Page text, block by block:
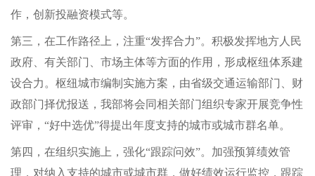
作，创新投融资模式等。
第三，在工作路径上，注重“发挥合力”。积极发挥地方人民
政府、有关部门、市场主体等方面的作用，形成枢纽体系建
设合力。枢纽城市编制实施方案，由省级交通运输部门、财
政部门择优报送，我部将会同相关部门组织专家开展竞争性
评审，“好中选优”得提出年度支持的城市或城市群名单。
第四，在组织实施上，强化“跟踪问效”。加强预算绩效管
理，对纳入支持的城市或城市群，做好绩效运行监控，跟踪